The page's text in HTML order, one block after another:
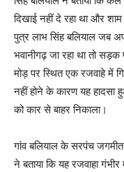
दिखाई नहीं दे रहा था और
पुत्र लाभ सिंह बलियाल जब
भवानीगढ़ जा रहा था तो
मोड़ पर स्थित एक रजवाहे में
नहीं होने के कारण यह हादसा
को कार से बाहर निकाला।
गांव बलियाल के सरपंच
ने बताया कि यह रजवाहा